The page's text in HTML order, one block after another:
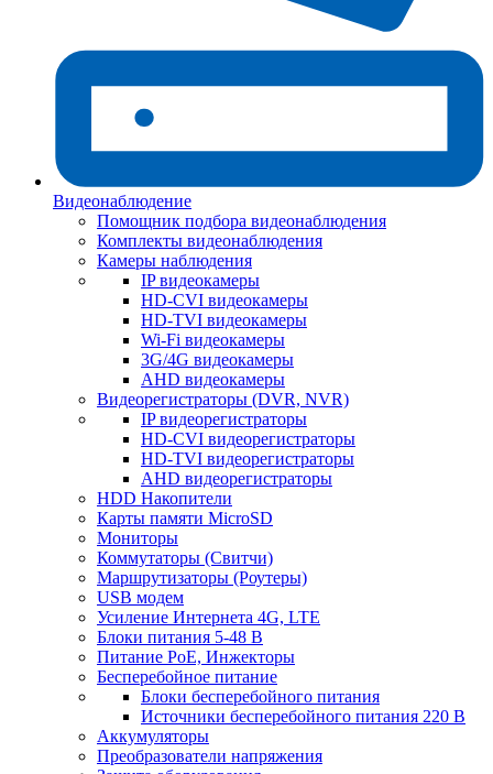
Видеонаблюдение
Помощник подбора видеонаблюдения
Комплекты видеонаблюдения
Камеры наблюдения
IP видеокамеры
HD-CVI видеокамеры
HD-TVI видеокамеры
Wi-Fi видеокамеры
3G/4G видеокамеры
AHD видеокамеры
Видеорегистраторы (DVR, NVR)
IP видеорегистраторы
HD-CVI видеорегистраторы
HD-TVI видеорегистраторы
AHD видеорегистраторы
HDD Накопители
Карты памяти MicroSD
Мониторы
Коммутаторы (Свитчи)
Маршрутизаторы (Роутеры)
USB модем
Усиление Интернета 4G, LTE
Блоки питания 5-48 В
Питание PoE, Инжекторы
Бесперебойное питание
Блоки бесперебойного питания
Источники бесперебойного питания 220 В
Аккумуляторы
Преобразователи напряжения